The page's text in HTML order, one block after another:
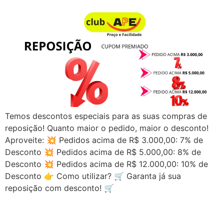
Temos descontos especiais para as suas compras de
reposição! Quanto maior o pedido, maior o desconto!
Aproveite: 💥 Pedidos acima de R$ 3.000,00: 7% de
Desconto 💥 Pedidos acima de R$ 5.000,00: 8% de
Desconto 💥 Pedidos acima de R$ 12.000,00: 10% de
Desconto 👉 Como utilizar? 🛒 Garanta já sua
reposição com desconto! 🛒